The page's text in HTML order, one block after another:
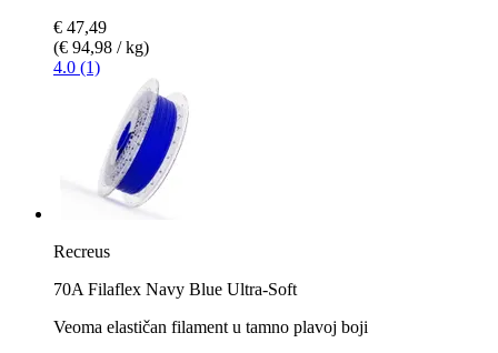
€ 47,49
(€ 94,98 / kg)
4.0 (1)
Recreus
70A Filaflex Navy Blue Ultra-Soft
Veoma elastičan filament u tamno plavoj boji